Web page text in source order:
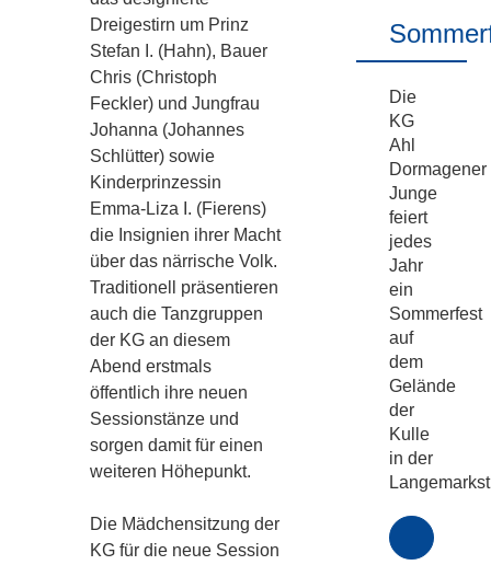
Dreigestirn um Prinz
Stefan I. (Hahn), Bauer
Chris (Christoph
Feckler) und Jungfrau
Johanna (Johannes
Schlütter) sowie
Kinderprinzessin
Emma-Liza I. (Fierens)
die Insignien ihrer Macht
über das närrische Volk.
Traditionell präsentieren
auch die Tanzgruppen
der KG an diesem
Abend erstmals
öffentlich ihre neuen
Sessionstänze und
sorgen damit für einen
weiteren Höhepunkt.
Die Mädchensitzung der
KG für die neue Session
Die
KG
Ahl
Dormagener
Junge
feiert
jedes
Jahr
ein
Sommerfest
auf
dem
Gelände
der
Kulle
in der